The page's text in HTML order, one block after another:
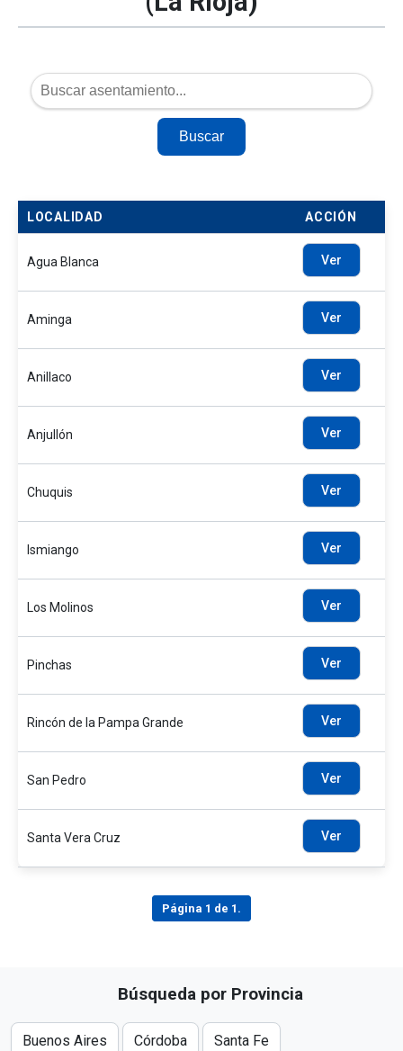
Buscar
LOCALIDAD ACCIÓN
Agua Blanca Ver
Aminga Ver
Anillaco Ver
Anjullón Ver
Chuquis Ver
Ismiango Ver
Los Molinos Ver
Pinchas Ver
Rincón de la Pampa Grande Ver
San Pedro Ver
Santa Vera Cruz Ver
Página 1 de 1.
Búsqueda por Provincia
Buenos Aires Córdoba Santa Fe